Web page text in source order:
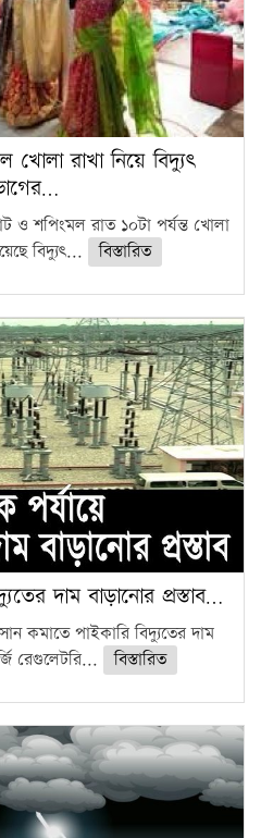
রাখা নিয়ে বিদ্যুৎ
শপিংমল রাত ১০টা পর্যন্ত খোলা
বিদ্যুৎ...
বিস্তারিত
দাম বাড়ানোর প্রস্তাব…
কমাতে পাইকারি বিদ্যুতের দাম
রেগুলেটরি...
বিস্তারিত